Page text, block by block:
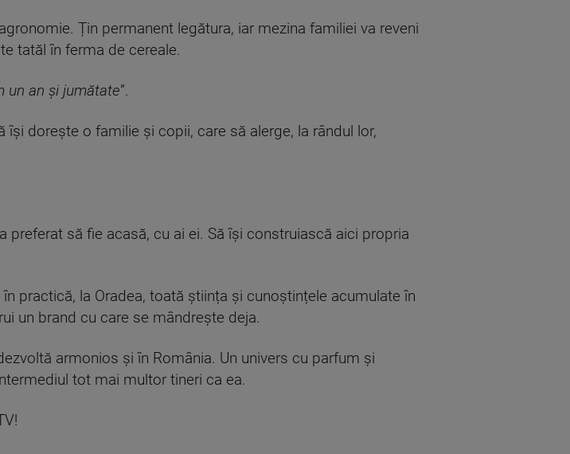
Țin permanent legătura, iar mezina familiei va reveni
tatăl în ferma de cereale.
un an și jumătate”.
dorește o familie și copii, care să alerge, la rândul lor,
preferat să fie acasă, cu ai ei. Să își construiască aici propria
practică, la Oradea, toată știința și cunoștințele acumulate în
un brand cu care se mândrește deja.
armonios și în România. Un univers cu parfum și
tot mai multor tineri ca ea.